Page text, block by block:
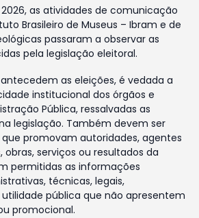
as atividades de comunicação
Brasileiro de Museus – Ibram e de
passaram a observar as
pela legislação eleitoral.
as eleições, é vedada a
institucional dos órgãos e
Pública, ressalvadas as
legislação. Também devem ser
promovam autoridades, agentes
obras, serviços ou resultados da
permitidas as informações
técnicas, legais,
pública que não apresentem
promocional.